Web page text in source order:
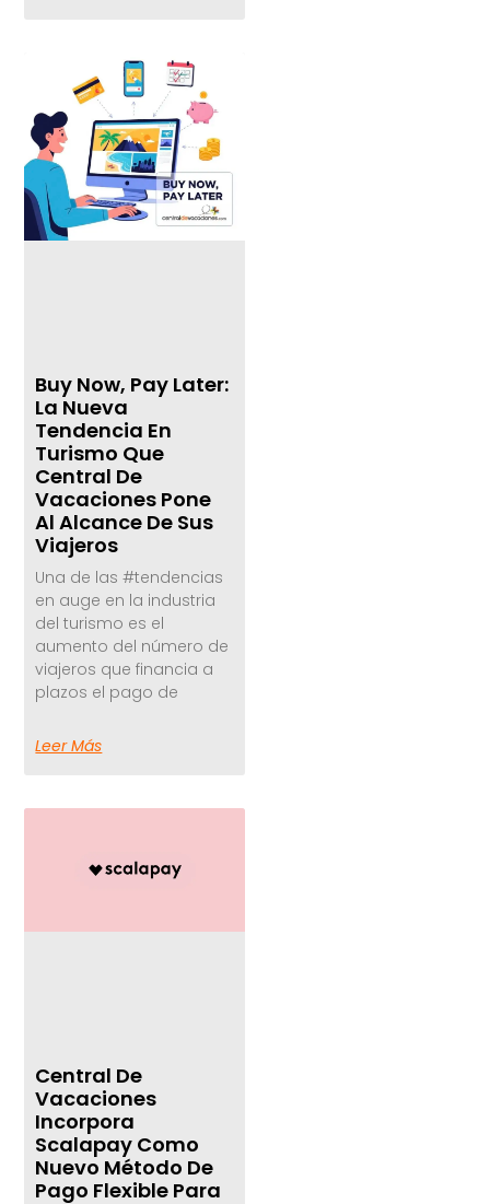
Buy Now, Pay Later:
La Nueva
Tendencia En
Turismo Que
Central De
Vacaciones Pone
Al Alcance De Sus
Viajeros
Una de las #tendencias
en auge en la industria
del turismo es el
aumento del número de
viajeros que financia a
plazos el pago de
Leer Más
Central De
Vacaciones
Incorpora
Scalapay Como
Nuevo Método De
Pago Flexible Para